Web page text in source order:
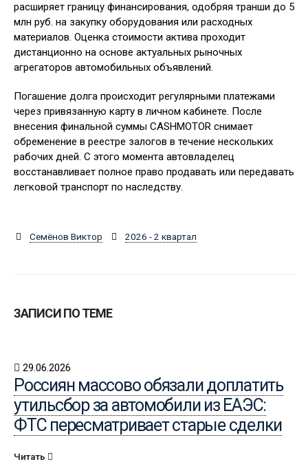
расширяет границу финансирования, одобряя транши до 5
млн руб. на закупку оборудования или расходных
материалов. Оценка стоимости актива проходит
дистанционно на основе актуальных рыночных
агрегаторов автомобильных объявлений.
Погашение долга происходит регулярными платежами
через привязанную карту в личном кабинете. После
внесения финальной суммы CASHMOTOR снимает
обременение в реестре залогов в течение нескольких
рабочих дней. С этого момента автовладелец
восстанавливает полное право продавать или передавать
легковой транспорт по наследству.
Семёнов Виктор 2026 - 2 квартал
ЗАПИСИ ПО ТЕМЕ
29.06.2026
Россиян массово обязали доплатить
утильсбор за автомобили из ЕАЭС:
ФТС пересматривает старые сделки
Читать